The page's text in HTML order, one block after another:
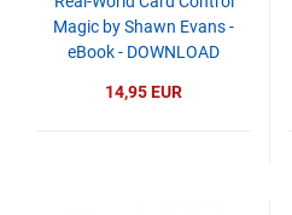
Magic by Shawn Evans -
eBook - DOWNLOAD
14,95 EUR